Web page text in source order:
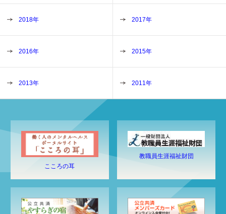
2018年 2017年
2016年 2015年
2013年 2011年
こころの耳
教職員生涯福祉財団